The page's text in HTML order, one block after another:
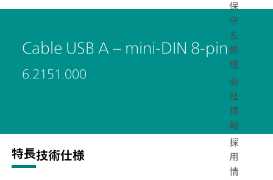
保
守
＆
修
理
会
社
情
報
採
用
情
Cable USB A – mini-DIN 8-pin
6.2151.000
特長技術仕様